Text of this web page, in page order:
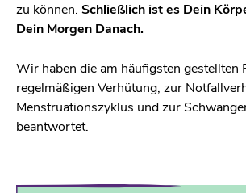
zu können. Schließlich ist es Dein
Dein Morgen Danach.
Wir haben die am häufigsten gestellten
regelmäßigen Verhütung, zur
Menstruationszyklus und zur
beantwortet.